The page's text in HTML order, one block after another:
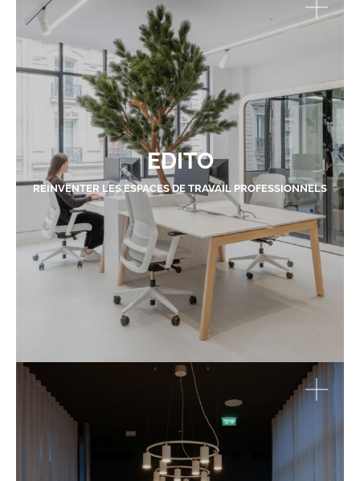
EDITO
RÉINVENTER LES ESPACES DE TRAVAIL PROFESSIONNELS